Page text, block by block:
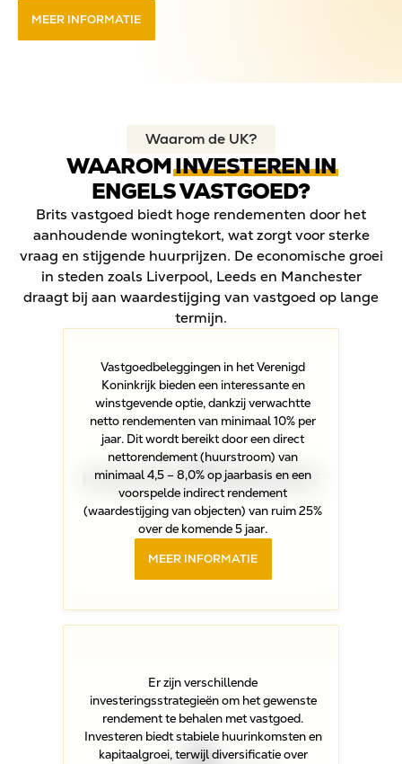
MEER INFORMATIE
Waarom de UK?
WAAROMINVESTEREN IN
ENGELS VASTGOED?
Brits vastgoed biedt hoge rendementen door het
aanhoudende woningtekort, wat zorgt voor sterke
vraag en stijgende huurprijzen. De economische groei
in steden zoals Liverpool, Leeds en Manchester
draagt bij aan waardestijging van vastgoed op lange
termijn.
HOOG NETTO RENDEMENT
Vastgoedbeleggingen in het Verenigd
Koninkrijk bieden een interessante en
winstgevende optie, dankzij verwachtte
netto rendementen van minimaal 10% per
jaar. Dit wordt bereikt door een direct
nettorendement (huurstroom) van
minimaal 4,5 – 8,0% op jaarbasis en een
voorspelde indirect rendement
(waardestijging van objecten) van ruim 25%
over de komende 5 jaar.
MEER INFORMATIE
Er zijn verschillende
investeringsstrategieën om het gewenste
rendement te behalen met vastgoed.
Investeren biedt stabiele huurinkomsten en
kapitaalgroei, terwijl diversificatie over